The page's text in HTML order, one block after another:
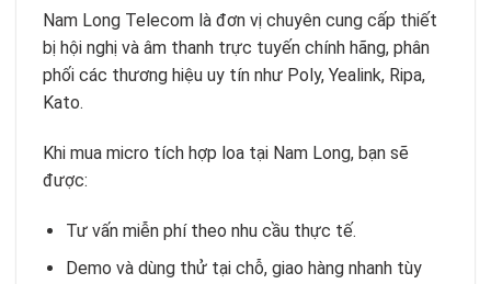
Nam Long Telecom là đơn vị chuyên cung cấp thiết
bị hội nghị và âm thanh trực tuyến chính hãng, phân
phối các thương hiệu uy tín như Poly, Yealink, Ripa,
Kato.
Khi mua micro tích hợp loa tại Nam Long, bạn sẽ
được:
Tư vấn miễn phí theo nhu cầu thực tế.
Demo và dùng thử tại chỗ, giao hàng nhanh tùy